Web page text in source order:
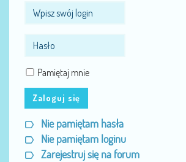
Pamiętaj mnie
Zaloguj się
Nie pamiętam hasła
Nie pamiętam loginu
Zarejestruj się na forum